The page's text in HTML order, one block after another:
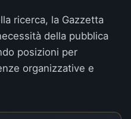
ricerca, la Gazzetta
della pubblica
posizioni per
organizzative e